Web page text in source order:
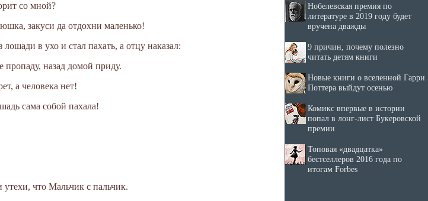
со мной?
закуси да отдохни маленько!
в ухо и стал пахать, а отцу наказал:
пропаду, назад домой приду.
а человека нет!
сама собой пахала!
утехи, что Мальчик с пальчик.
Нобелевская премия по
литературе в 2019 году будет
вручена дважды
9 причин, почему полезно
читать детям книги
Новые книги о вселенной Гарри
Поттера выйдут осенью
Комикс впервые в истории
попал в лонг-лист Букеровской
премии
Топовая «двадцатка»
бестселлеров 2016 года по
итогам Forbes